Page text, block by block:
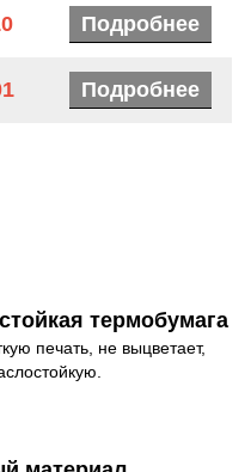
Подробнее
Подробнее
термобумага
печать, не выцветает,